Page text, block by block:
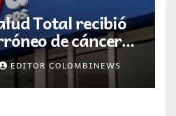
Total recibió
de cáncer
otra persona
EDITOR COLOMBINEWS